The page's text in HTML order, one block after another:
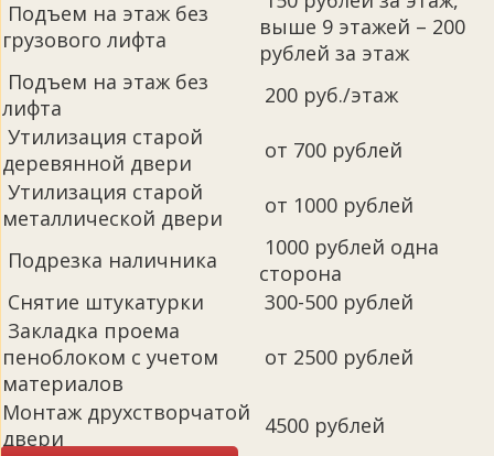
Подъем на этаж без
грузового лифта
выше 9 этажей – 200
рублей за этаж
Подъем на этаж без
лифта
200 руб./этаж
Утилизация старой
деревянной двери
от 700 рублей
Утилизация старой
металлической двери
от 1000 рублей
Подрезка наличника
1000 рублей одна
сторона
Снятие штукатурки
300-500 рублей
Закладка проема
пеноблоком с учетом
материалов
от 2500 рублей
Монтаж друхстворчатой
двери
4500 рублей